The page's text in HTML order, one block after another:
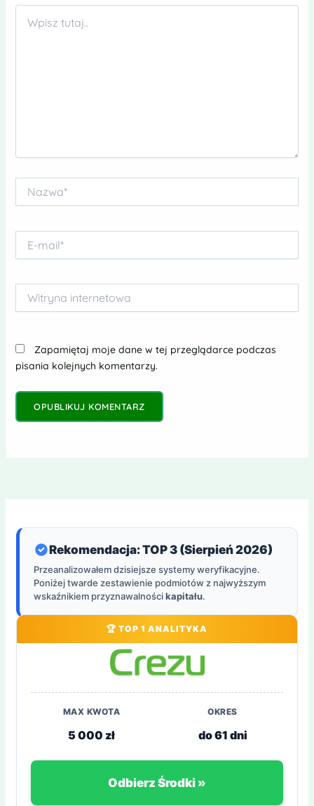
Wpisz
tutaj..
mail*
internetowa
Zapamiętaj moje dane w tej przeglądarce podczas
pisania kolejnych komentarzy.
Rekomendacja: TOP 3 (Sierpień 2026)
Przeanalizowałem dzisiejsze systemy weryfikacyjne.
Poniżej twarde zestawienie podmiotów z najwyższym
wskaźnikiem przyznawalnościkapitału.
🏆 TOP 1 ANALITYKA
MAX KWOTA
5 000 zł
OKRES
do 61 dni
Odbierz Środki »